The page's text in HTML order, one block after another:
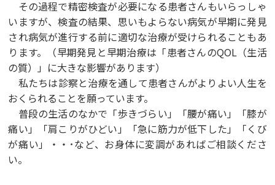
その過程で精密検査が必要になる患者さんもいらっしゃ
いますが、検査の結果、思いもよらない病気が早期に発見
され病気が進行する前に適切な治療が受けられることもあ
ります。（早期発見と早期治療は「患者さんのQOL（生活
の質）」に大きな影響があります）
私たちは診察と治療を通して患者さんがよりよい人生を
おくられることを願っています。
普段の生活のなかで「歩きづらい」「腰が痛い」「膝が
痛い」「肩こりがひどい」「急に筋力が低下した」「くび
が痛い」・・･など、お身体に変調があればご相談くださ
い。